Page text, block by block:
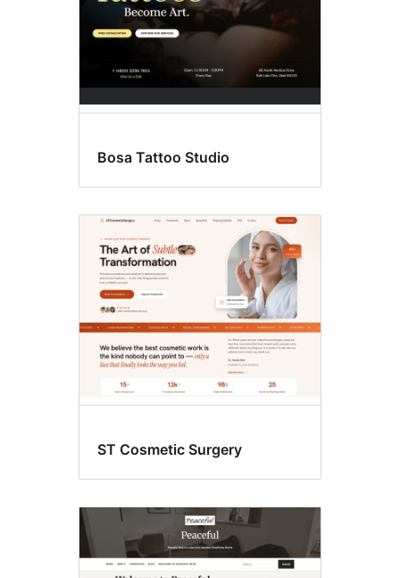
Bosa Tattoo Studio
ST Cosmetic Surgery